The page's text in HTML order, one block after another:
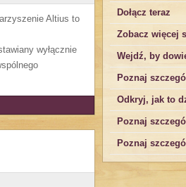
Altius to
wyłącznie
Dołącz teraz
Zobacz więcej
Wejdź, by
Poznaj
Odkryj, jak to
Poznaj
Poznaj